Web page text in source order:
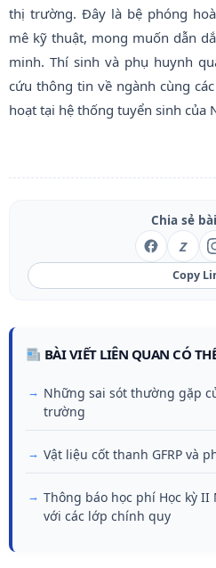
thị trường. Đây là bệ phóng
mê kỹ thuật, mong muốn dẫn
minh. Thí sinh và phụ huynh
cứu thông tin về ngành cùng
hoạt tại hệ thống tuyển sinh của
Chia sẻ
Z
Copy
BÀI VIẾT LIÊN QUAN CÓ
Những sai sót thường gặp
trường
Vật liệu cốt thanh GFRP và
Thông báo học phí Học kỳ II
với các lớp chính quy